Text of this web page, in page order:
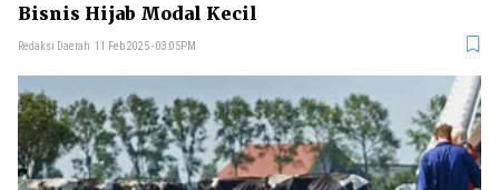
Bisnis Hijab Modal Kecil
Redaksi Daerah 11 Feb 2025 - 03:05PM